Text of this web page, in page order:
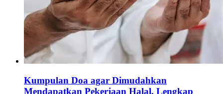
Kumpulan Doa agar Dimudahkan
Mendapatkan Pekerjaan Halal, Lengkap